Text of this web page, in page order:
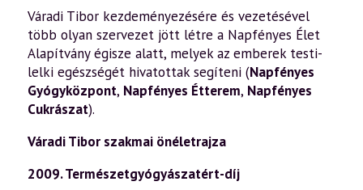
Váradi Tibor kezdeményezésére és vezetésével
több olyan szervezet jött létre a Napfényes Élet
Alapítvány égisze alatt, melyek az emberek testi-
lelki egészségét hivatottak segíteni (Napfényes
Gyógyközpont, Napfényes Étterem, Napfényes
Cukrászat).
Váradi Tibor szakmai önéletrajza
2009. Természetgyógyászatért-díj